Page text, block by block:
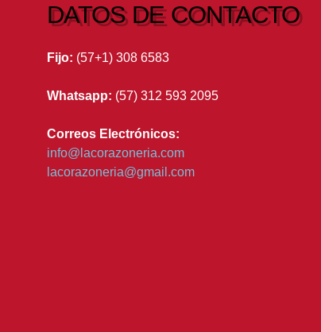
DATOS DE CONTACTO
Fijo: (57+1) 308 6583
Whatsapp: (57) 312 593 2095
Correos Electrónicos:
info@lacorazoneria.com
lacorazoneria@gmail.com